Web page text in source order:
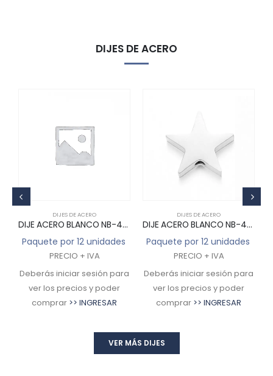
DIJES DE ACERO
DIJES DE ACERO
DIJE ACERO BLANCO NB-4024C
Paquete por 12 unidades
PRECIO + IVA
Deberás iniciar sesión para
ver los precios y poder
comprar >> INGRESAR
DIJES DE ACERO
DIJE ACERO BLANCO NB-4025C
Paquete por 12 unidades
PRECIO + IVA
Deberás iniciar sesión para
ver los precios y poder
comprar >> INGRESAR
VER MÁS DIJES